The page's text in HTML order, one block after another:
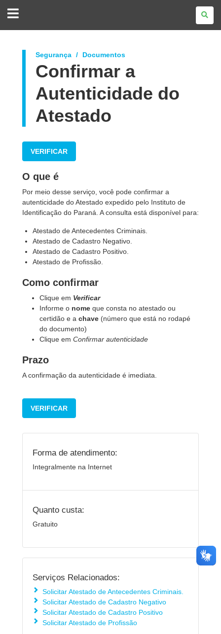
DO
Segurança Documentos
Confirmar a
Autenticidade do
Atestado
VERIFICAR
O que é
Por meio desse serviço, você pode confirmar a
autenticidade do Atestado expedido pelo Instituto de
Identificação do Paraná. A consulta está disponível para:
Atestado de Antecedentes Criminais.
Atestado de Cadastro Negativo.
Atestado de Cadastro Positivo.
Atestado de Profissão.
Como confirmar
Clique em Verificar
Informe o nome que consta no atestado ou
certidão e a chave (número que está no rodapé
do documento)
Clique em Confirmar autenticidade
Prazo
A confirmação da autenticidade é imediata.
VERIFICAR
Forma de atendimento:
Integralmente na Internet
Quanto custa:
Gratuito
Serviços Relacionados:
Solicitar Atestado de Antecedentes Criminais.
Solicitar Atestado de Cadastro Negativo
Solicitar Atestado de Cadastro Positivo
Solicitar Atestado de Profissão